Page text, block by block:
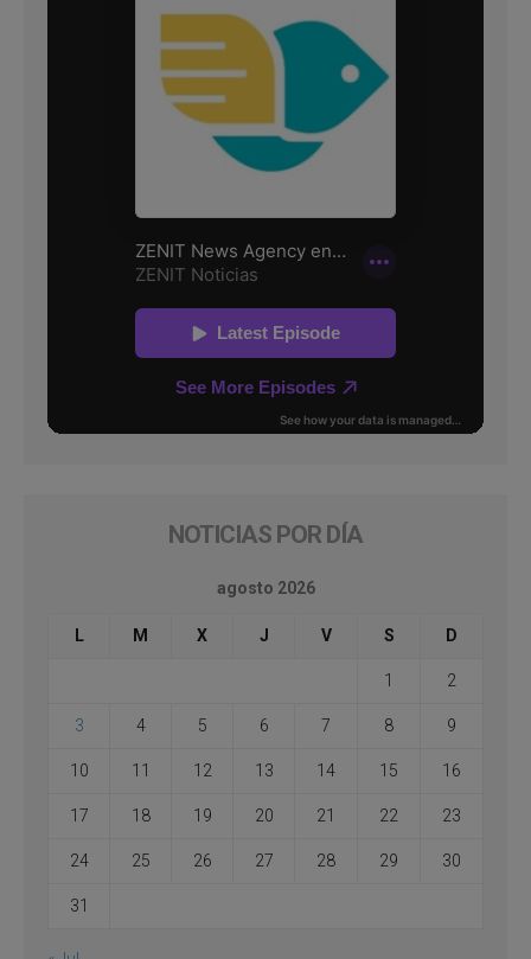
NOTICIAS POR DÍA
agosto 2026
L M X J V S D
1 2
3 4 5 6 7 8 9
10 11 12 13 14 15 16
17 18 19 20 21 22 23
24 25 26 27 28 29 30
31